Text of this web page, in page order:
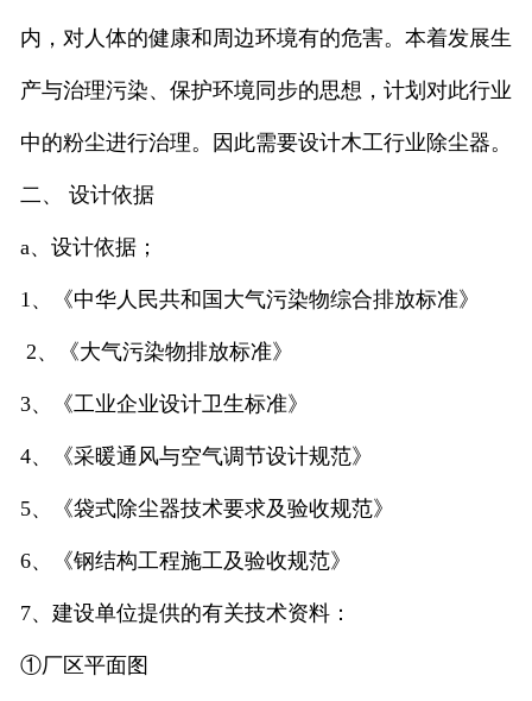
内，对人体的健康和周边环境有的危害。本着发展生
产与治理污染、保护环境同步的思想，计划对此行业
中的粉尘进行治理。因此需要设计木工行业除尘器。
二、 设计依据
a、设计依据；
1、《中华人民共和国大气污染物综合排放标准》
2、《大气污染物排放标准》
3、《工业企业设计卫生标准》
4、《采暖通风与空气调节设计规范》
5、《袋式除尘器技术要求及验收规范》
6、《钢结构工程施工及验收规范》
7、建设单位提供的有关技术资料：
①厂区平面图